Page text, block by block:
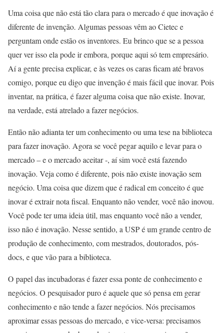
Uma coisa que não está tão clara para o mercado é que inovação é
diferente de invenção. Algumas pessoas vêm ao Cietec e
perguntam onde estão os inventores. Eu brinco que se a pessoa
quer ver isso ela pode ir embora, porque aqui só tem empresário.
Aí a gente precisa explicar, e às vezes os caras ficam até bravos
comigo, porque eu digo que invenção é mais fácil que inovar. Pois
inventar, na prática, é fazer alguma coisa que não existe. Inovar,
na verdade, está atrelado a fazer negócios.
Então não adianta ter um conhecimento ou uma tese na biblioteca
para fazer inovação. Agora se você pegar aquilo e levar para o
mercado – e o mercado aceitar -, aí sim você está fazendo
inovação. Veja como é diferente, pois não existe inovação sem
negócio. Uma coisa que dizem que é radical em conceito é que
inovar é extrair nota fiscal. Enquanto não vender, você não inovou.
Você pode ter uma ideia útil, mas enquanto você não a vender,
isso não é inovação. Nesse sentido, a USP é um grande centro de
produção de conhecimento, com mestrados, doutorados, pós-
docs, e que vão para a biblioteca.
O papel das incubadoras é fazer essa ponte de conhecimento e
negócios. O pesquisador puro é aquele que só pensa em gerar
conhecimento e não tende a fazer negócios. Nós precisamos
aproximar essas pessoas do mercado, e vice-versa: precisamos